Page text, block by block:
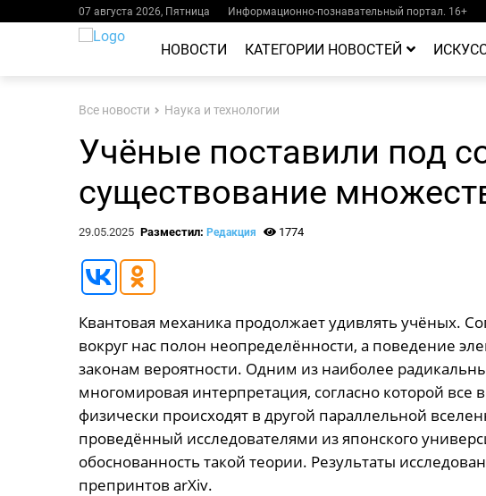
07 августа 2026, Пятница Информационно-познавательный портал. 16+
НОВОСТИ КАТЕГОРИИ НОВОСТЕЙ
Все новости Наука и технологии
Учёные поставили под
существование
29.05.2025 Разместил: Редакция 1774
Квантовая механика продолжает удивлять учёных.
вокруг нас полон неопределённости, а поведение
законам вероятности. Одним из наиболее
многомировая интерпретация, согласно которой все
физически происходят в другой параллельной
проведённый исследователями из японского
обоснованность такой теории. Результаты
препринтов arXiv.